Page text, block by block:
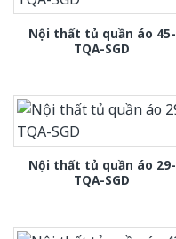
Nội thất tủ quần áo 45-
TQA-SGD
Nội thất tủ quần áo 29-
TQA-SGD